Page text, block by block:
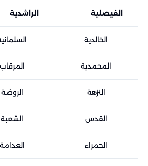
الفيصلية
الراشدية
الخالدية
المحمدية المرقاب
النزهة الروضة
القدس الشعبة
الحمراء العدامة